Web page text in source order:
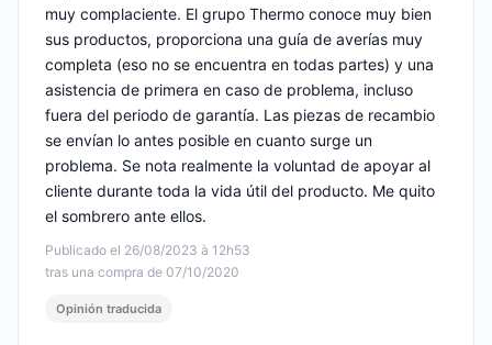
Publicado el 26/08/2023 à 12h53
tras una compra de 07/10/2020
muy complaciente. El grupo Thermo conoce muy bien
sus productos, proporciona una guía de averías muy
completa (eso no se encuentra en todas partes) y una
asistencia de primera en caso de problema, incluso
fuera del periodo de garantía. Las piezas de recambio
se envían lo antes posible en cuanto surge un
problema. Se nota realmente la voluntad de apoyar al
cliente durante toda la vida útil del producto. Me quito
el sombrero ante ellos.
Opinión traducida